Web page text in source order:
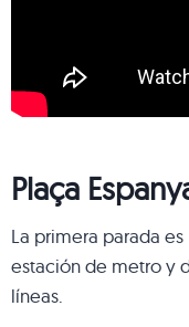
Plaça
La primera parada es
estación de metro y
líneas.